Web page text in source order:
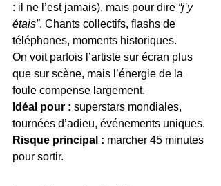
: il ne l’est jamais), mais pour dire “j’y
étais”. Chants collectifs, flashs de
téléphones, moments historiques.
On voit parfois l’artiste sur écran plus
que sur scène, mais l’énergie de la
foule compense largement.
Idéal pour : superstars mondiales,
tournées d’adieu, événements uniques.
Risque principal : marcher 45 minutes
pour sortir.